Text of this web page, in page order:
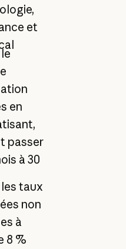
et
en
passer
à 30
taux
non
à
8 %